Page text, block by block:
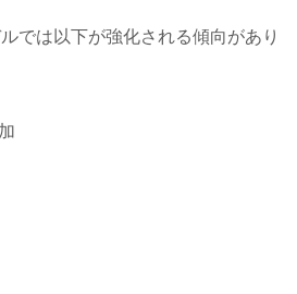
では以下が強化される傾向があり